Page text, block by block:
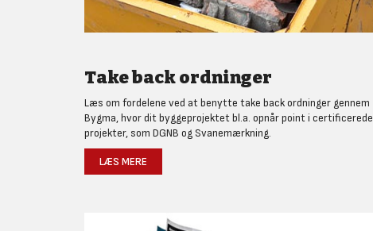
Take back ordninger
Læs om fordelene ved at benytte take back ordninger gennem
Bygma, hvor dit byggeprojektet bl.a. opnår point i certificerede
projekter, som DGNB og Svanemærkning.
LÆS MERE